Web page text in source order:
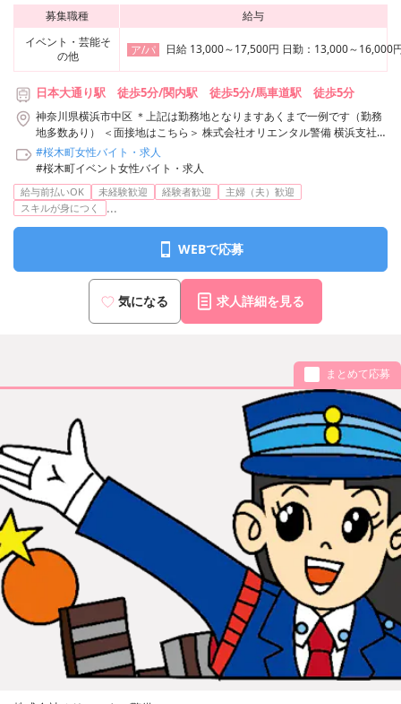
募集職種
給与
イベント・芸能そ
の他
ア/パ 日給 13,000～17,500円 日勤：13,000～
日本大通り駅 徒歩5分/関内駅 徒歩5分/馬車道駅 徒歩5分
神奈川県横浜市中区 ＊上記は勤務地となりますあくまで一例です（勤務
地多数あり） ＜面接地はこちら＞ 株式会社オリエンタル警備 横浜支社
神奈川県横浜市神奈川区鶴屋町3-29-9 タクエー横浜西口第6ビル3F アク
セス：「横浜駅」西口から徒歩3分 株式会社オリエンタル警備 横浜支社/
日本大通り駅周辺エリア
#桜木町女性バイト・求人
#桜木町イベント女性バイト・求人
給与前払いOK 未経験歓迎 経験者歓迎
主婦（夫）歓迎
スキルが身につく
...
WEBで応募
気になる 求人詳細を見る
まとめて応募